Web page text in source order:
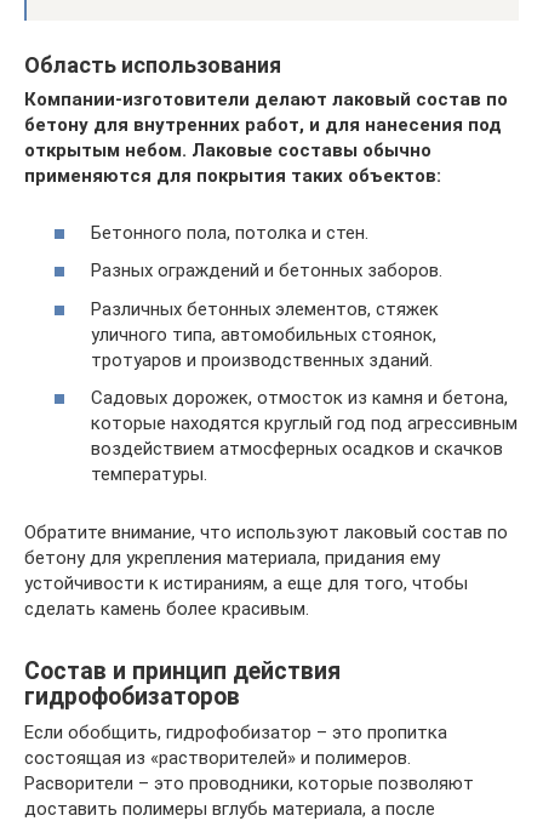
Область использования
Компании-изготовители делают лаковый состав по
бетону для внутренних работ, и для нанесения под
открытым небом. Лаковые составы обычно
применяются для покрытия таких объектов:
Бетонного пола, потолка и стен.
Разных ограждений и бетонных заборов.
Различных бетонных элементов, стяжек
уличного типа, автомобильных стоянок,
тротуаров и производственных зданий.
Садовых дорожек, отмосток из камня и бетона,
которые находятся круглый год под агрессивным
воздействием атмосферных осадков и скачков
температуры.
Обратите внимание, что используют лаковый состав по
бетону для укрепления материала, придания ему
устойчивости к истираниям, а еще для того, чтобы
сделать камень более красивым.
Состав и принцип действия
гидрофобизаторов
Если обобщить, гидрофобизатор – это пропитка
состоящая из «растворителей» и полимеров.
Расворители – это проводники, которые позволяют
доставить полимеры вглубь материала, а после